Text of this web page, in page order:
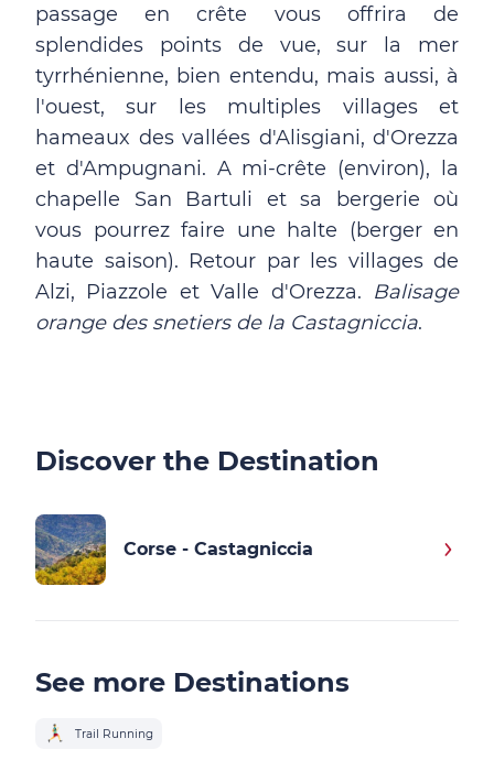
passage en crête vous offrira de
splendides points de vue, sur la mer
tyrrhénienne, bien entendu, mais aussi, à
l'ouest, sur les multiples villages et
hameaux des vallées d'Alisgiani, d'Orezza
et d'Ampugnani. A mi-crête (environ), la
chapelle San Bartuli et sa bergerie où
vous pourrez faire une halte (berger en
haute saison). Retour par les villages de
Alzi, Piazzole et Valle d'Orezza. Balisage
orange des snetiers de la Castagniccia.
Discover the Destination
Corse - Castagniccia
See more Destinations
Trail Running